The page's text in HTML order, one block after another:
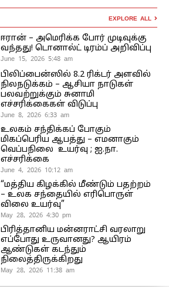
EXPLORE ALL
ஈரான் – அமெரிக்க போர் முடிவுக்கு
வந்தது! டொனால்ட் டிரம்ப் அறிவிப்பு
June 15, 2026 5:48 am
பிலிப்பைன்ஸில் 8.2 ரிக்டர் அளவில்
நிலநடுக்கம் – ஆசியா நாடுகள்
பலவற்றுக்கும் சுனாமி
எச்சரிக்கைகள் விடுப்பு
June 8, 2026 6:33 am
உலகம் சந்திக்கப் போகும்
மிகப்பெரிய ஆபத்து – எமனாகும்
வெப்பநிலை உயர்வு ; ஐ.நா.
எச்சரிக்கை
June 4, 2026 10:12 am
“மத்திய கிழக்கில் மீண்டும் பதற்றம்
– உலக சந்தையில் எரிபொருள்
விலை உயர்வு”
May 28, 2026 4:30 pm
பிரித்தானிய மன்னராட்சி வரலாறு
எப்போது உருவானது? ஆயிரம்
ஆண்டுகள் கடந்தும்
நிலைத்திருக்கிறது
May 28, 2026 11:38 am